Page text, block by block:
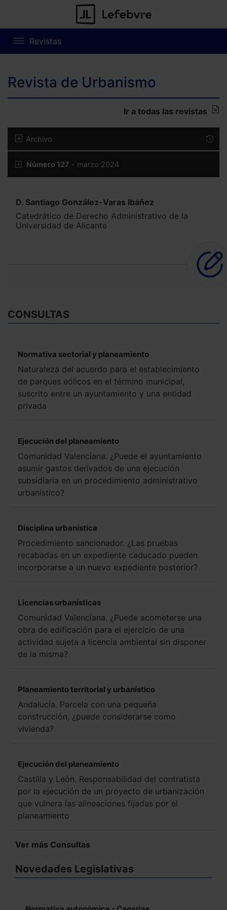
Revistas
Revista de Urbanismo
Ir a todas las revistas
Archivo
Número 127 - marzo 2024
D. Santiago González-Varas Ibáñez
Catedrático de Derecho Administrativo de la
Universidad de Alicante
CONSULTAS
Normativa sectorial y planeamiento
Naturaleza del acuerdo para el establecimiento
de parques eólicos en el término municipal,
suscrito entre un ayuntamiento y una entidad
privada
Ejecución del planeamiento
Comunidad Valenciana. ¿Puede el ayuntamiento
asumir gastos derivados de una ejecución
subsidiaria en un procedimiento administrativo
urbanístico?
Disciplina urbanística
Procedimiento sancionador. ¿Las pruebas
recabadas en un expediente caducado pueden
incorporarse a un nuevo expediente posterior?
Licencias urbanísticas
Comunidad Valenciana. ¿Puede acometerse una
obra de edificación para el ejercicio de una
actividad sujeta a licencia ambiental sin disponer
de la misma?
Planeamiento territorial y urbanístico
Andalucía. Parcela con una pequeña
construcción, ¿puede considerarse como
vivienda?
Ejecución del planeamiento
Castilla y León. Responsabilidad del contratista
por la ejecución de un proyecto de urbanización
que vulnera las alineaciones fijadas por el
planeamiento
Ver más Consultas
Novedades Legislativas